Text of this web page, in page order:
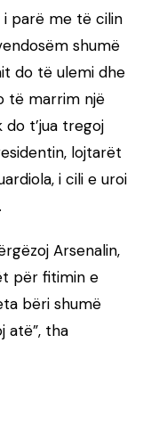
i parë me të cilin
shumë
do të ulemi dhe
të marrim një
do t’jua tregoj
lojtarët
i cili e uroi
Arsenalin,
për fitimin e
bëri shumë
atë”, tha